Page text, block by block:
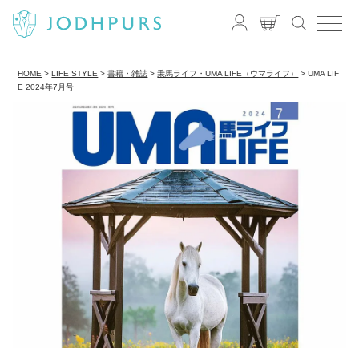
HOME LIFE STYLE 書籍・雑誌 乗馬ライフ・UMA LIFE（ウマライフ）
UMA LIF
E 2024年7月号